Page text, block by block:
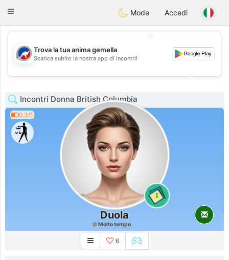
AustraliaChat
Toggle
Mode Accedi
💖
💕
Trova la tua anima gemella
Scarica subito la nostra app di incontri!
Incontri Donna British Columbia
0.3/1
1
Duola
Molto tempo
6